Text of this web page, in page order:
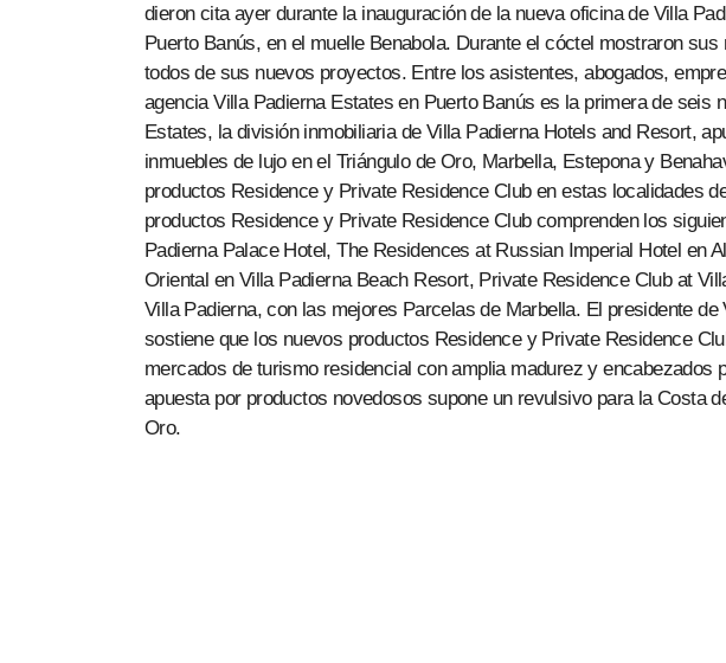
dieron cita ayer durante la inauguración de la nueva oficina de Villa
Puerto Banús, en el muelle Benabola. Durante el cóctel mostraron
todos de sus nuevos proyectos. Entre los asistentes, abogados,
agencia Villa Padierna Estates en Puerto Banús es la primera de seis
Estates, la división inmobiliaria de Villa Padierna Hotels and Resort,
inmuebles de lujo en el Triángulo de Oro, Marbella, Estepona y
productos Residence y Private Residence Club en estas localidades
productos Residence y Private Residence Club comprenden los
Padierna Palace Hotel, The Residences at Russian Imperial Hotel en
Oriental en Villa Padierna Beach Resort, Private Residence Club at
Villa Padierna, con las mejores Parcelas de Marbella. El presidente
sostiene que los nuevos productos Residence y Private Residence
mercados de turismo residencial con amplia madurez y encabezados
apuesta por productos novedosos supone un revulsivo para la Costa
Oro.